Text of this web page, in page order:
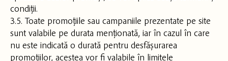
condiții.
3.5. Toate promoțiile sau campaniile prezentate pe site
sunt valabile pe durata menționată, iar în cazul în care
nu este indicată o durată pentru desfășurarea
promoțiilor, acestea vor fi valabile în limitele